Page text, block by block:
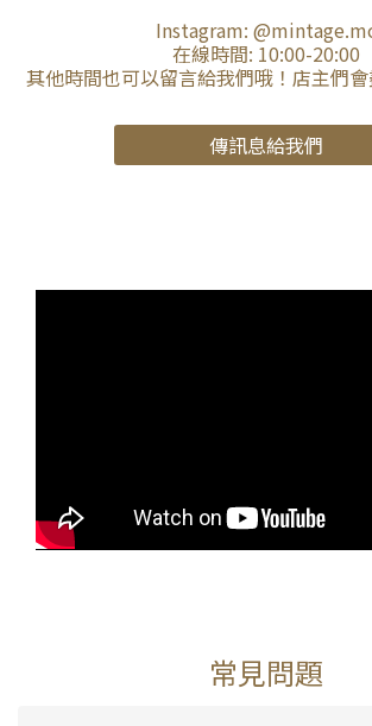
Instagram:
在線時間: 10:00-20:00
其他時間也可以留言給我們哦！店主們
傳訊息給我們
常見問題